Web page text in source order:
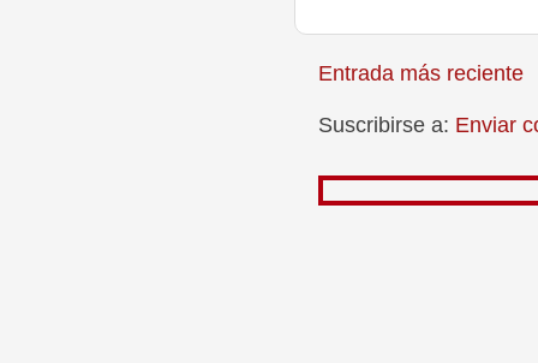
Entrada más reciente
Suscribirse a: Enviar